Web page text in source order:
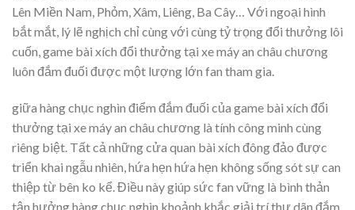
Lên Miền Nam, Phỏm, Xâm, Liêng, Ba Cây… Với ngoại hình
bắt mắt, lý lẽ nghịch chỉ cùng với cùng tỷ trọng đổi thưởng lôi
cuốn, game bài xích đổi thưởng tại xe máy an châu chương
luôn đắm đuối được một lượng lớn fan tham gia.
giữa hàng chục nghìn điểm đắm đuối của game bài xích đổi
thưởng tại xe máy an châu chương là tính công minh cùng
riêng biệt. Tất cả những cửa quan bài xích đông đảo được
triển khai ngẫu nhiên, hứa hẹn hứa hẹn không sống sót sự can
thiệp từ bên ko kể. Điều này giúp sức fan vững là bình thản
tận hưởng hàng chục nghìn khoảnh khắc giải trí thư dãn đắm